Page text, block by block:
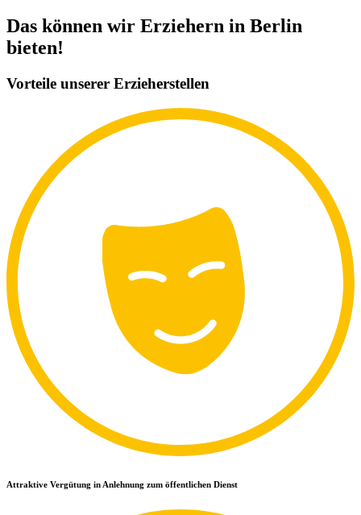
Das können wir Erziehern in Berlin
bieten!
Vorteile unserer Erzieherstellen
Attraktive Vergütung in Anlehnung zum öffentlichen Dienst